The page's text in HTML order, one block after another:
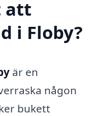
att
i Floby?
är en
någon
bukett